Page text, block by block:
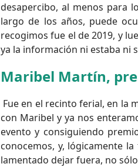
desapercibo, al menos para
largo de los años, puede
recogimos fue el de 2019, y
ya la información ni estaba ni
Maribel Martín,
Fue en el recinto ferial, en la
con Maribel y ya nos
evento y consiguiendo
conocemos, y, lógicamente
lamentado dejar fuera, no